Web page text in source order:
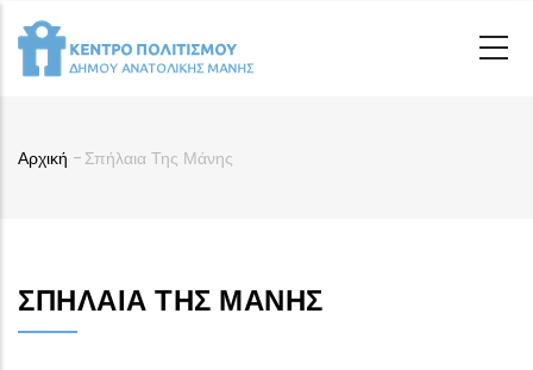
Παράκαμψη
προς
Breadcrumb
Αρχική - Σπήλαια Της Μάνης
ΣΠΉΛΑΙΑ ΤΗΣ ΜΆΝΗΣ